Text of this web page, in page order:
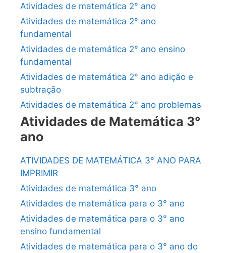
Atividades de matemática 2° ano
Atividades de matemática 2° ano
fundamental
Atividades de matemática 2° ano ensino
fundamental
Atividades de matemática 2° ano adição e
subtração
Atividades de matemática 2° ano problemas
Atividades de Matemática 3°
ano
ATIVIDADES DE MATEMÁTICA 3° ANO PARA
IMPRIMIR
Atividades de matemática 3° ano
Atividades de matemática para o 3° ano
Atividades de matemática para o 3° ano
ensino fundamental
Atividades de matemática para o 3° ano do